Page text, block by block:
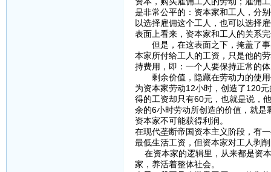
是非常公平的：资本家和工人，分
以选择雇佣这个工人，也可以选择
表面上看来，资本家和工人的关系
但是，在这表面之下，掩盖了事
本家所付给工人的工资，只是他的
持费用，即：一个人要保持正常的
剩余价值，隐藏在劳动力的使用
为资本家劳动12小时，创造了120
得的工资却只有60元，也就是说，
余的6小时劳动所创造的价值，就
资本家不可能获得利润。
在现代垄断帝国资本主义阶段，有
最低生活工资，但资本家对工人剥
在资本家的逻辑里，从来都是资
家，养活着整体社会。